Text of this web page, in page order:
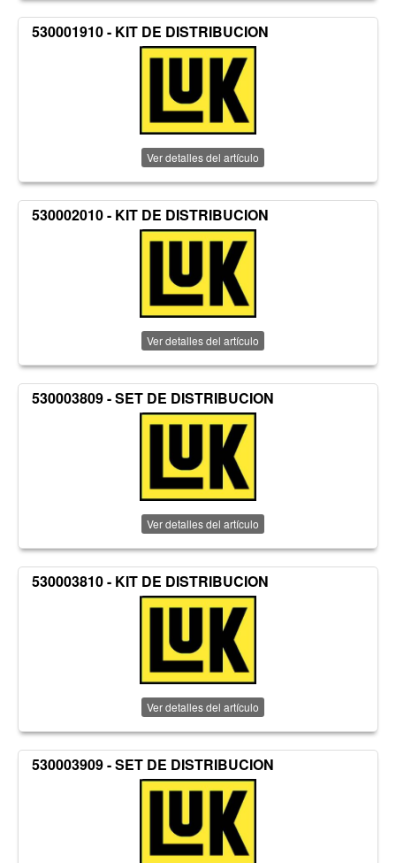
530001910 - KIT DE DISTRIBUCION
Ver detalles del artículo
530002010 - KIT DE DISTRIBUCION
Ver detalles del artículo
530003809 - SET DE DISTRIBUCION
Ver detalles del artículo
530003810 - KIT DE DISTRIBUCION
Ver detalles del artículo
530003909 - SET DE DISTRIBUCION